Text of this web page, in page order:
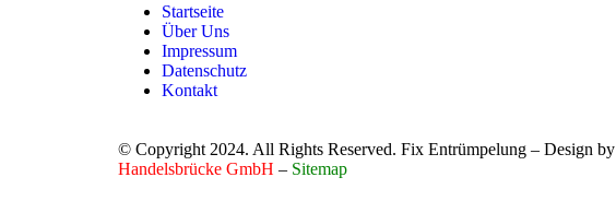
Startseite
Über Uns
Impressum
Datenschutz
Kontakt
© Copyright 2024. All Rights Reserved. Fix Entrümpelung – Design by
Handelsbrücke GmbH – Sitemap